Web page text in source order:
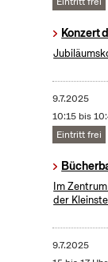
Konzert
9.7.2025
10:15 bis
Eintritt frei
Im
der
9.7.2025